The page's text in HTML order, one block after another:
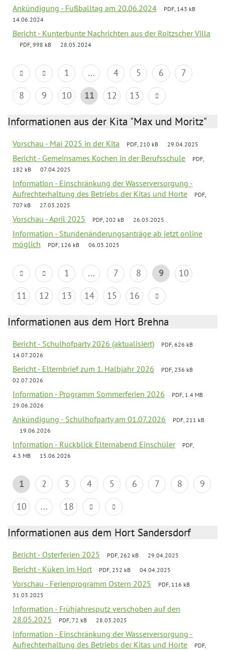
Ankündigung - Fußballtag am 20.06.2024
PDF, 143 kB
14.06.2024
Bericht - Kunterbunte Nachrichten aus der Roitzscher Villa
PDF, 998 kB 28.05.2024
1 ... 4 5 6
7
8
9 10 11 12 13
Informationen aus der Kita "Max und Moritz"
Vorschau - Mai 2025 in der Kita PDF, 210 kB 29.04.2025
Bericht - Gemeinsames Kochen in der Berufsschule
PDF,
182 kB
07.04.2025
Information - Einschränkung der Wasserversorgung -
Aufrechterhaltung des Betriebs der Kitas und Horte
PDF,
707 kB
27.03.2025
Vorschau - April 2025 PDF, 202 kB 26.03.2025
Information - Stundenänderungsanträge ab jetzt online
möglich
PDF, 126 kB 06.03.2025
1 ... 7 8 9
10
11
12 13 14 15 16
Informationen aus dem Hort Brehna
Bericht - Schulhofparty 2026 (aktualisiert)
PDF, 626 kB
14.07.2026
Bericht - Elternbrief zum 1. Halbjahr 2026
PDF, 236 kB
02.07.2026
Information - Programm Sommerferien 2026
PDF, 1.4 MB
29.06.2026
Ankündigung - Schulhofparty am 01.07.2026
PDF, 211 kB
19.06.2026
Information - Rückblick Elternabend Einschüler
PDF,
4.3 MB
15.06.2026
1 2 3 4 5 6 7 8
9
10
... 18
Informationen aus dem Hort Sandersdorf
Bericht - Osterferien 2025 PDF, 262 kB 29.04.2025
Bericht - Küken im Hort PDF, 252 kB 04.04.2025
Vorschau - Ferienprogramm Ostern 2025
PDF, 116 kB
31.03.2025
Information - Frühjahresputz verschoben auf den
28.05.2025
PDF, 72 kB 28.03.2025
Information - Einschränkung der Wasserversorgung -
Aufrechterhaltung des Betriebs der Kitas und Horte
PDF,